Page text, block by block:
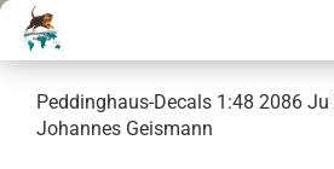
Peddinghaus-Decals 1:48 2086 Ju
Johannes Geismann